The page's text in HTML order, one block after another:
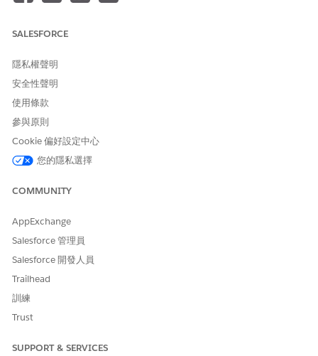
票的訂單順序原則」。
已張貼的貸項憑單開啟「要求順序原則」。
開啟序列編號功能後,您或您的「帳單作業使用者」可以
序列編號
SALESFORCE
隱私權聲明
安全性聲明
使用條款
參與原則
Cookie 偏好設定中心
您的隱私選擇
COMMUNITY
AppExchange
Salesforce 管理員
Salesforce 開發人員
Trailhead
訓練
Trust
SUPPORT & SERVICES